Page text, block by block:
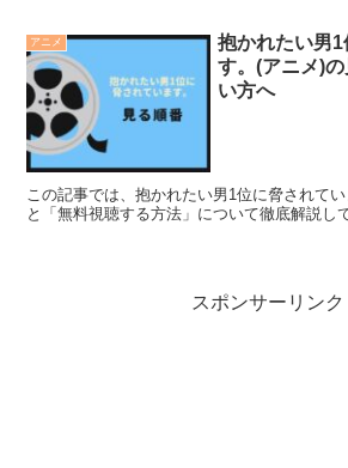
アニメ
抱かれたい男1
す。(アニメ)
い方へ
この記事では、抱かれたい男1位に脅されてい
と「無料視聴する方法」について徹底解説し
スポンサーリンク